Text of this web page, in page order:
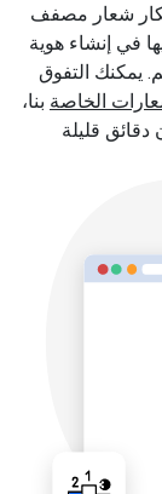
شعار مصفف
في إنشاء هوية
يمكنك التفوق
الخاصة بنا،
قليلة